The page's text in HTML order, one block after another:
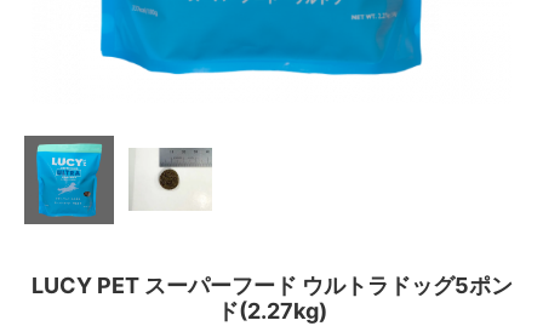
LUCY PET スーパーフード ウルトラドッグ5ポン
ド(2.27kg)